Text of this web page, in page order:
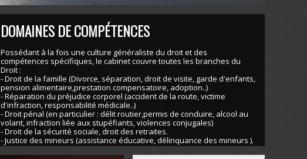
DOMAINES DE COMPÉTENCES
Possédant à la fois une culture généraliste du droit et des
compétences spécifiques, le cabinet couvre toutes les branches du
Droit :
- Droit de la famille (Divorce, séparation, droit de visite, garde d'enfants,
pension alimentaire,prestation compensatoire, adoption..)
- Réparation du préjudice corporel (accident de la route, victime
d'infraction, responsabilité médicale..)
- Droit pénal (en particulier : délit routier,permis de conduire, alcool au
volant, infraction liée aux stupéfiants, violences conjugales)
- Droit de la sécurité sociale, droit des retraites.
- Justice des mineurs (assistance éducative, délinquance des mineurs ).